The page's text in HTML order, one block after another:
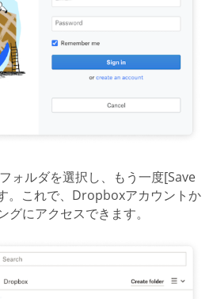
ォルダを選択し、もう一度[Save
。これで、Dropboxアカウントか
にアクセスできます。